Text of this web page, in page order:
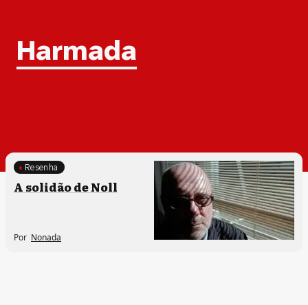
Tag:
Harmada
Processos artísticos
Resenha
A solidão de Noll
Por Nonada